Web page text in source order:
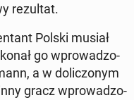
re­zul­tat.
Polski musiał
go wpro­wa­dzo­
a w do­li­czo­nym
gracz wpro­wa­dzo­